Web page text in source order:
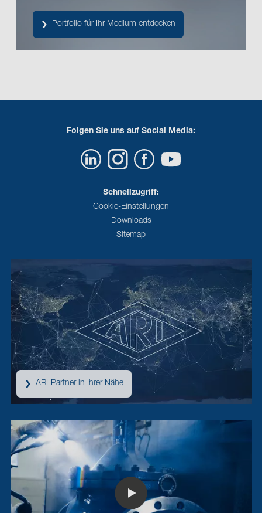
Portfolio für Ihr Medium entdecken
Folgen Sie uns auf Social Media:
Schnellzugriff:
Cookie-Einstellungen
Downloads
Sitemap
ARI-Partner in Ihrer Nähe